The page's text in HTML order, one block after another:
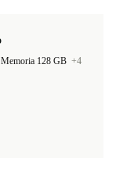
Memoria 128 GB +4